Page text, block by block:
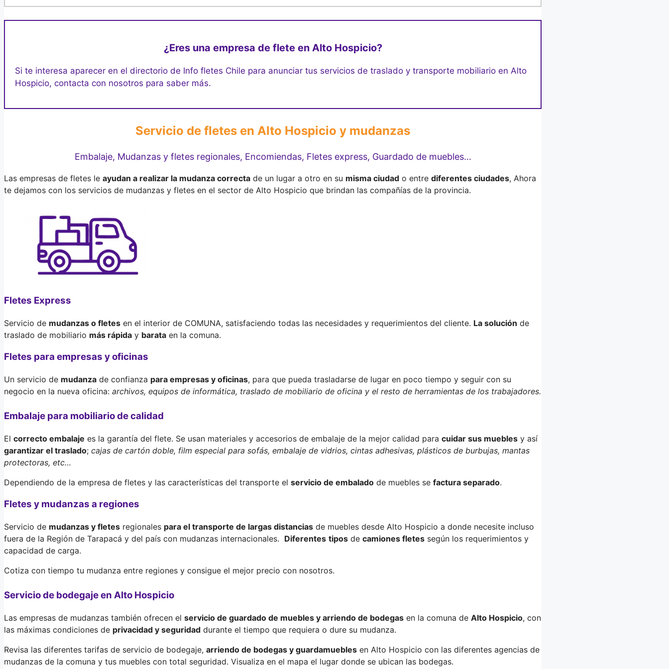
¿Eres una empresa de flete en Alto Hospicio?
Si te interesa aparecer en el directorio de Info fletes Chile para anunciar tus servicios de traslado y transporte mobiliario en Alto
Hospicio, contacta con nosotros para saber más.
Servicio de fletes en Alto Hospicio y mudanzas
Embalaje, Mudanzas y fletes regionales, Encomiendas, Fletes express, Guardado de muebles…
Las empresas de fletes le ayudan a realizar la mudanza correcta de un lugar a otro en su misma ciudad o entre diferentes ciudades, Ahora
te dejamos con los servicios de mudanzas y fletes en el sector de Alto Hospicio que brindan las compañías de la provincia.
Fletes Express
Servicio de mudanzas o fletes en el interior de COMUNA, satisfaciendo todas las necesidades y requerimientos del cliente. La solución de
traslado de mobiliario más rápida y barata en la comuna.
Fletes para empresas y oficinas
Un servicio de mudanza de confianza para empresas y oficinas, para que pueda trasladarse de lugar en poco tiempo y seguir con su
negocio en la nueva oficina: archivos, equipos de informática, traslado de mobiliario de oficina y el resto de herramientas de los trabajadores.
Embalaje para mobiliario de calidad
El correcto embalaje es la garantía del flete. Se usan materiales y accesorios de embalaje de la mejor calidad para cuidar sus muebles y así
garantizar el traslado; cajas de cartón doble, film especial para sofás, embalaje de vidrios, cintas adhesivas, plásticos de burbujas, mantas
protectoras, etc…
Dependiendo de la empresa de fletes y las características del transporte el servicio de embalado de muebles se factura separado.
Fletes y mudanzas a regiones
Servicio de mudanzas y fletes regionales para el transporte de largas distancias de muebles desde Alto Hospicio a donde necesite incluso
fuera de la Región de Tarapacá y del país con mudanzas internacionales. Diferentes tipos de camiones fletes según los requerimientos y
capacidad de carga.
Cotiza con tiempo tu mudanza entre regiones y consigue el mejor precio con nosotros.
Servicio de bodegaje en Alto Hospicio
Las empresas de mudanzas también ofrecen el servicio de guardado de muebles y arriendo de bodegas en la comuna de Alto Hospicio, con
las máximas condiciones de privacidad y seguridad durante el tiempo que requiera o dure su mudanza.
Revisa las diferentes tarifas de servicio de bodegaje, arriendo de bodegas y guardamuebles en Alto Hospicio con las diferentes agencias de
mudanzas de la comuna y tus muebles con total seguridad. Visualiza en el mapa el lugar donde se ubican las bodegas.